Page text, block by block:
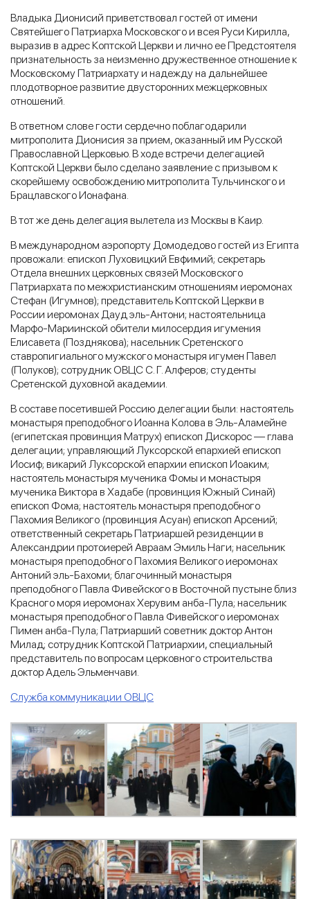
Владыка Дионисий приветствовал гостей от имени
Святейшего Патриарха Московского и всея Руси Кирилла,
выразив в адрес Коптской Церкви и лично ее Предстоятеля
признательность за неизменно дружественное отношение к
Московскому Патриархату и надежду на дальнейшее
плодотворное развитие двусторонних межцерковных
отношений.
В ответном слове гости сердечно поблагодарили
митрополита Дионисия за прием, оказанный им Русской
Православной Церковью. В ходе встречи делегацией
Коптской Церкви было сделано заявление с призывом к
скорейшему освобождению митрополита Тульчинского и
Брацлавского Ионафана.
В тот же день делегация вылетела из Москвы в Каир.
В международном аэропорту Домодедово гостей из Египта
провожали: епископ Луховицкий Евфимий; секретарь
Отдела внешних церковных связей Московского
Патриархата по межхристианским отношениям иеромонах
Стефан (Игумнов); представитель Коптской Церкви в
России иеромонах Дауд эль-Антони; настоятельница
Марфо-Мариинской обители милосердия игумения
Елисавета (Позднякова); насельник Сретенского
ставропигиального мужского монастыря игумен Павел
(Полуков); сотрудник ОВЦС С. Г. Алферов; студенты
Сретенской духовной академии.
В составе посетившей Россию делегации были: настоятель
монастыря преподобного Иоанна Колова в Эль-Аламейне
(египетская провинция Матрух) епископ Дискорос — глава
делегации; управляющий Луксорской епархией епископ
Иосиф; викарий Луксорской епархии епископ Иоаким;
настоятель монастыря мученика Фомы и монастыря
мученика Виктора в Хадабе (провинция Южный Синай)
епископ Фома; настоятель монастыря преподобного
Пахомия Великого (провинция Асуан) епископ Арсений;
ответственный секретарь Патриаршей резиденции в
Александрии протоиерей Авраам Эмиль Наги; насельник
монастыря преподобного Пахомия Великого иеромонах
Антоний эль-Бахоми; благочинный монастыря
преподобного Павла Фивейского в Восточной пустыне близ
Красного моря иеромонах Херувим анба-Пула; насельник
монастыря преподобного Павла Фивейского иеромонах
Пимен анба-Пула; Патриарший советник доктор Антон
Милад; сотрудник Коптской Патриархии, специальный
представитель по вопросам церковного строительства
доктор Адель Эльменчави.
Служба коммуникации ОВЦС